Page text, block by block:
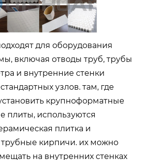
для оборудования
включая отводы труб, трубы
и внутренние стенки
узлов. там, где
крупноформатные
плиты, используются
плитка и
кирпичи. их можно
на внутренних стенках